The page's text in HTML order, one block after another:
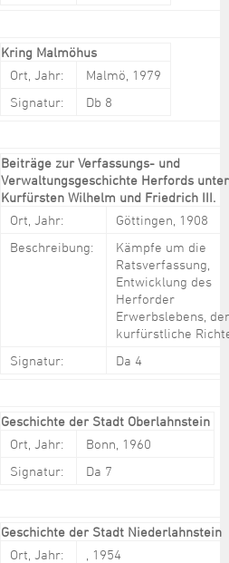
Kring Malmöhus
Ort, Jahr:
Malmö, 1979
Signatur:
Db 8
Beiträge zur Verfassungs- und
Verwaltungsgeschichte Herfords
Kurfürsten Wilhelm und Friedrich III.
Ort, Jahr:
Göttingen, 1908
Beschreibung:
Kämpfe um die
Ratsverfassung,
Entwicklung des
Herforder
Erwerbslebens, der
kurfürstliche
Signatur:
Da 4
Geschichte der Stadt Oberlahnstein
Ort, Jahr:
Bonn, 1960
Signatur:
Da 7
Geschichte der Stadt Niederlahnstein
Ort, Jahr:
, 1954